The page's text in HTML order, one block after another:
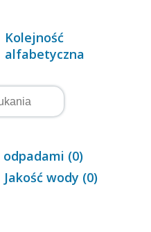
Kolejność
alfabetyczna
(0)
Jakość wody (0)